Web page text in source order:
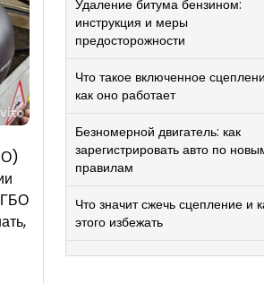
ГБО
Удаление битума бензином:
инструкция и меры
предосторожности
Что такое включенное
как оно работает
Безномерной двигатель: как
зарегистрировать авто по
правилам
Что значит сжечь сцепление и
этого избежать